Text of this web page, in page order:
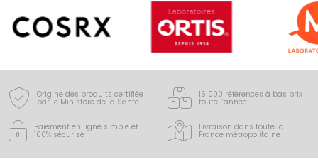
Origine des produits certifiée
par le Ministère de la Santé
15 000 références à bas prix
toute l’année
Paiement en ligne simple et
100% sécurisé
Livraison dans toute la
France métropolitaine